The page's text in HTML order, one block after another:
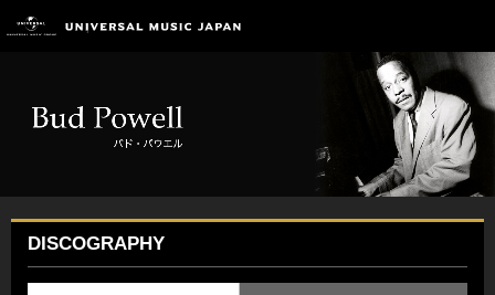
DISCOGRAPHY